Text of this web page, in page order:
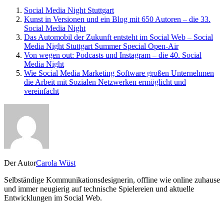
Social Media Night Stuttgart
Kunst in Versionen und ein Blog mit 650 Autoren – die 33.
Social Media Night
Das Automobil der Zukunft entsteht im Social Web – Social
Media Night Stuttgart Summer Special Open-Air
Von wegen out: Podcasts und Instagram – die 40. Social
Media Night
Wie Social Media Marketing Software großen Unternehmen
die Arbeit mit Sozialen Netzwerken ermöglicht und
vereinfacht
Der AutorCarola Wüst
Selbständige Kommunikationsdesignerin, offline wie online zuhause
und immer neugierig auf technische Spielereien und aktuelle
Entwicklungen im Social Web.